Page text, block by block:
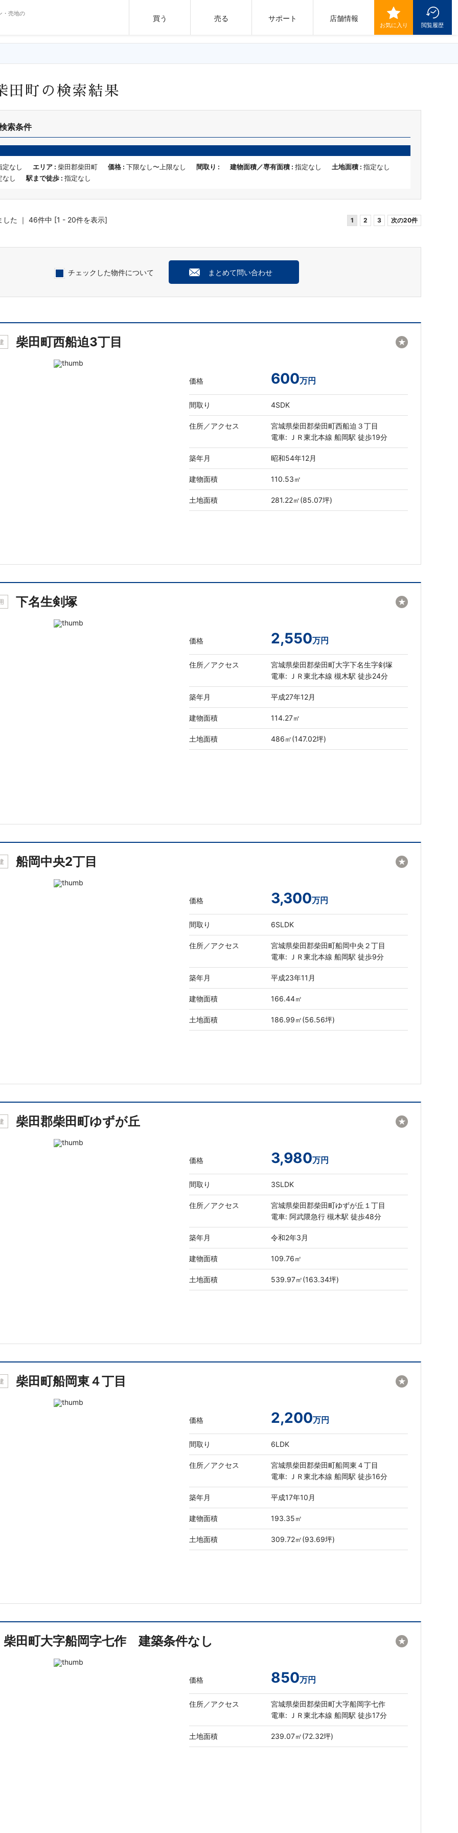
・売地の
買う 売る サポート 店舗情報
お気に入り 閲覧履歴
田町の検索結果
索条件
定なし エリア : 柴田郡柴田町 価格 : 下限なし〜上限なし 間取り : 建物面積／専有面積 : 指定なし 土地面積 : 指定なし
なし
駅まで徒歩 : 指定なし
した ｜ 46件中 [1 - 20件を表示] 1 2 3 次の20件
チェックした物件について まとめて問い合わせ
柴田町西船迫3丁目
価格 600万円
間取り 4SDK
住所／アクセス
宮城県柴田郡柴田町西船迫３丁目
電車: ＪＲ東北本線 船岡駅 徒歩19分
築年月 昭和54年12月
建物面積 110.53㎡
土地面積 281.22㎡(85.07坪)
★
下名生剣塚
価格 2,550万円
住所／アクセス
宮城県柴田郡柴田町大字下名生字剣塚
電車: ＪＲ東北本線 槻木駅 徒歩24分
築年月 平成27年12月
建物面積 114.27㎡
土地面積 486㎡(147.02坪)
★
船岡中央2丁目
価格 3,300万円
間取り 6SLDK
住所／アクセス
宮城県柴田郡柴田町船岡中央２丁目
電車: ＪＲ東北本線 船岡駅 徒歩9分
築年月 平成23年11月
建物面積 166.44㎡
土地面積 186.99㎡(56.56坪)
★
柴田郡柴田町ゆずが丘
価格 3,980万円
間取り 3SLDK
住所／アクセス
宮城県柴田郡柴田町ゆずが丘１丁目
電車: 阿武隈急行 槻木駅 徒歩48分
築年月 令和2年3月
建物面積 109.76㎡
土地面積 539.97㎡(163.34坪)
★
柴田町船岡東４丁目
価格 2,200万円
間取り 6LDK
住所／アクセス
宮城県柴田郡柴田町船岡東４丁目
電車: ＪＲ東北本線 船岡駅 徒歩16分
築年月 平成17年10月
建物面積 193.35㎡
土地面積 309.72㎡(93.69坪)
★
柴田町大字船岡字七作 建築条件なし
価格 850万円
住所／アクセス
宮城県柴田郡柴田町大字船岡字七作
電車: ＪＲ東北本線 船岡駅 徒歩17分
土地面積 239.07㎡(72.32坪)
★